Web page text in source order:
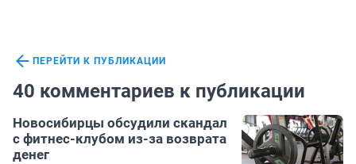
ПЕРЕЙТИ К ПУБЛИКАЦИИ
40 комментариев к публикации
Новосибирцы обсудили скандал
с фитнес-клубом из-за возврата
денег